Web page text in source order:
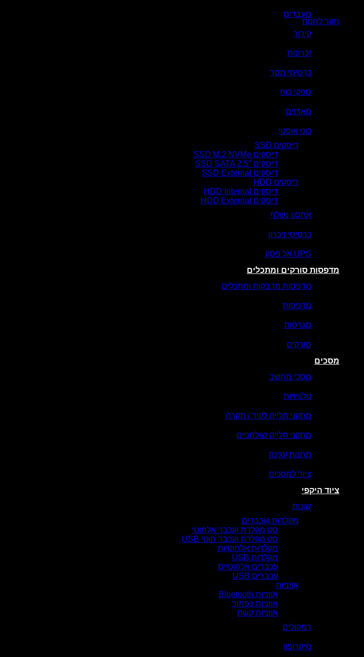
חזור לחנות
מעבדים
קירור
זכרונות
כרטיסי מסך
ספקי כוח
מארזים
כונן אופטי
דיסקים SSD
דיסקים SSD M.2 NVMe
דיסקים SSD SATA 2.5″
דיסקים SSD External
דיסקים HDD
דיסקים HDD Internal
דיסקים HDD External
אחסון נשלף
כרטיסי זיכרון
UPS אל פסק
מדפסות סורקים ומתכלים
מדפסות מדבקות ומתכלים
מדפסות
מגרסות
סורקים
מסכים
מסכי מחשב
טלוויזיות
מתקני תלייה לקיר / תקרה
מתקני תלייה שולחניים
תחנות עגינה
ציוד למסכים
ציוד היקפי
שונות
מקלדות ועכברים
סט מקלדת ועכבר אלחוטי
סט מקלדת ועכבר חוטי USB
מקלדות אלחוטיות
מקלדות USB
עכברים אלחוטיים
עכברים USB
אוזניות
אוזניות Bluetooth
אוזניות כפתור
אוזניות קשת
רמקולים
מיקרופון